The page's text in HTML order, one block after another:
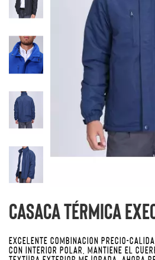
Casaca térmica
EXCELENTE COMBINACIÓN PRECIO-
CON INTERIOR POLAR, MANTIENE EL